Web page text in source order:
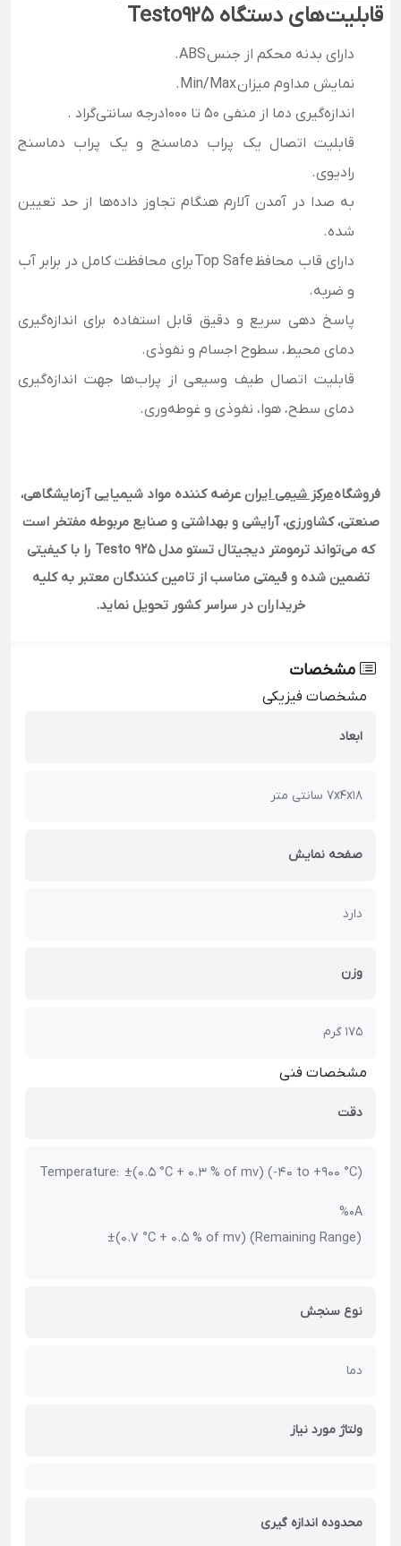
قابلیت‌های دستگاه Testo925
دارای بدنه محکم از جنس ABS.
نمایش مداوم میزان Min/Max.
اندازه‌گیری دما از منفی 50 تا 1000درجه سانتی‌گراد .
قابلیت اتصال یک پراب دماسنج و یک پراب دماسنج
رادیوی.
به صدا در آمدن آلارم هنگام تجاوز داده‌ها از حد تعیین
شده.
دارای قاب محافظ Top Safe برای محافظت کامل در برابر آب
و ضربه.
پاسخ دهی سریع و دقیق قابل استفاده برای اندازه‌گیری
دمای محیط، سطوح اجسام و نفوذی.
قابلیت اتصال طیف وسیعی از پراب‌ها جهت اندازه‌گیری
دمای سطح، هوا، نفوذی و غوطه‌وری.
فروشگاهمرکز شیمی ایران عرضه کننده مواد شیمیایی آزمایشگاهی،
صنعتی، کشاورزی، آرایشی و بهداشتی و صنایع مربوطه مفتخر است
که می‌تواند ترمومتر دیجیتال تستو مدل Testo 925 را با کیفیتی
تضمین شده و قیمتی مناسب از تامین کنندگان معتبر به کلیه
خریداران در سراسر کشور تحویل نماید.
مشخصات
مشخصات فیزیکی
ابعاد
7x4x18 سانتی متر
صفحه نمایش
دارد
وزن
175 گرم
مشخصات فنی
دقت
Temperature: ±(0.5 °C + 0.3 % of mv) (-40 to +900 °C)
%0A
±(0.7 °C + 0.5 % of mv) (Remaining Range)
نوع سنجش
دما
ولتاژ مورد نیاز
محدوده اندازه گیری